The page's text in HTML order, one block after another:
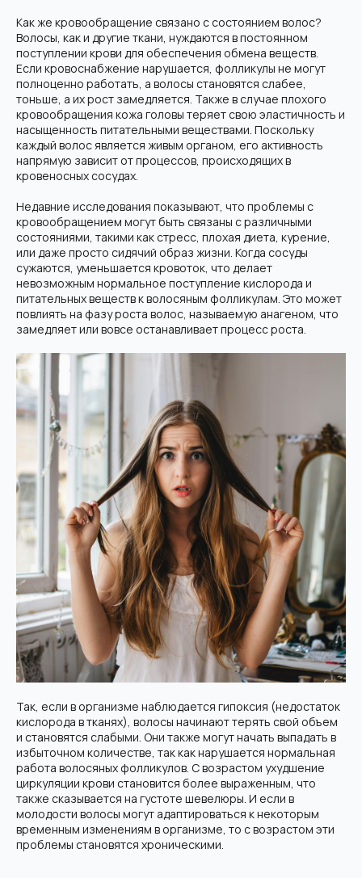
Как же кровообращение связано с состоянием волос?
Волосы, как и другие ткани, нуждаются в постоянном
поступлении крови для обеспечения обмена веществ.
Если кровоснабжение нарушается, фолликулы не могут
полноценно работать, а волосы становятся слабее,
тоньше, а их рост замедляется. Также в случае плохого
кровообращения кожа головы теряет свою эластичность и
насыщенность питательными веществами. Поскольку
каждый волос является живым органом, его активность
напрямую зависит от процессов, происходящих в
кровеносных сосудах.
Недавние исследования показывают, что проблемы с
кровообращением могут быть связаны с различными
состояниями, такими как стресс, плохая диета, курение,
или даже просто сидячий образ жизни. Когда сосуды
сужаются, уменьшается кровоток, что делает
невозможным нормальное поступление кислорода и
питательных веществ к волосяным фолликулам. Это может
повлиять на фазу роста волос, называемую анагеном, что
замедляет или вовсе останавливает процесс роста.
Так, если в организме наблюдается гипоксия (недостаток
кислорода в тканях), волосы начинают терять свой объем
и становятся слабыми. Они также могут начать выпадать в
избыточном количестве, так как нарушается нормальная
работа волосяных фолликулов. С возрастом ухудшение
циркуляции крови становится более выраженным, что
также сказывается на густоте шевелюры. И если в
молодости волосы могут адаптироваться к некоторым
временным изменениям в организме, то с возрастом эти
проблемы становятся хроническими.